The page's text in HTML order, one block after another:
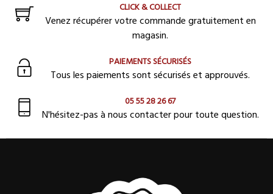
CLICK & COLLECT
Venez récupérer votre commande gratuitement en
magasin.
PAIEMENTS SÉCURISÉS
Tous les paiements sont sécurisés et approuvés.
05 55 28 26 67
N'hésitez-pas à nous contacter pour toute question.